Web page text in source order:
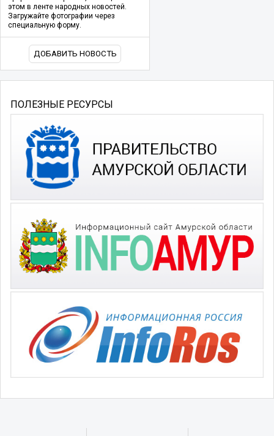
этом в ленте народных новостей.
Загружайте фотографии через
специальную форму.
ДОБАВИТЬ НОВОСТЬ
ПОЛЕЗНЫЕ РЕСУРСЫ